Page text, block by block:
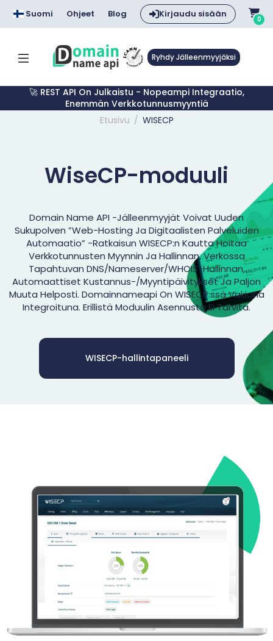
Suomi Ohjeet Blog Kirjaudu sisään 0
Ryhdy Jälleenmyyjäksi
🚀 REST API On Julkaistu - Nopeampi Integraatio,
Enemmän Verkkotunnusmyyntiä
Etusivu
WISECP
WiseCP-moduuli
Domain Name API -jälleenmyyjät Voivat Uuden
Sukupolven ”web-Hosting Ja Digitaalisten Palveluiden
Automaatio” -ratkaisun WISECP:n Kautta Hoitaa
Verkkotunnusten Myynnin Ja Hallinnan, Verkossa
Tapahtuvan DNS/nameserver/WHOIS-Hallinnan,
Automaattiset Kustannus-/myyntipäivitykset Ja Paljon
Muuta Helposti. Domainnameapi On WISECP:ssä Vakiona
Integroituna. Erillistä Moduulin Asennusta Ei Tarvita.
WISECP-hallintapaneeli